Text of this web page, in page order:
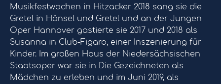
Musikfestwochen in Hitzacker 2018 sang sie die
Gretel in Hänsel und Gretel und an der Jungen
Oper Hannover gastierte sie 2017 und 2018 als
Susanna in Club-Figaro, einer Inszenierung für
Kinder. Im großen Haus der Niedersächsischen
Staatsoper war sie in Die Gezeichneten als
Mädchen zu erleben und im Juni 2019, als